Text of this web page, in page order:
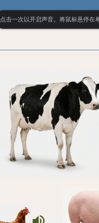
点击一次以开启声音。将鼠标悬停在